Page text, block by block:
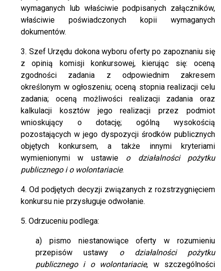
wymaganych lub właściwie podpisanych załączników,
właściwie poświadczonych kopii wymaganych
dokumentów.
3. Szef Urzędu dokona wyboru oferty po zapoznaniu się
z opinią komisji konkursowej, kierując się: oceną
zgodności zadania z odpowiednim zakresem
określonym w ogłoszeniu; oceną stopnia realizacji celu
zadania; oceną możliwości realizacji zadania oraz
kalkulacji kosztów jego realizacji przez podmiot
wnioskujący o dotację; ogólną wysokością
pozostających w jego dyspozycji środków publicznych
objętych konkursem, a także innymi kryteriami
wymienionymi w ustawie o działalności pożytku
publicznego i o wolontariacie.
4. Od podjętych decyzji związanych z rozstrzygnięciem
konkursu nie przysługuje odwołanie.
5. Odrzuceniu podlega:
a)
pismo niestanowiące oferty w rozumieniu
przepisów ustawy o działalności pożytku
publicznego i o wolontariacie, w szczególności